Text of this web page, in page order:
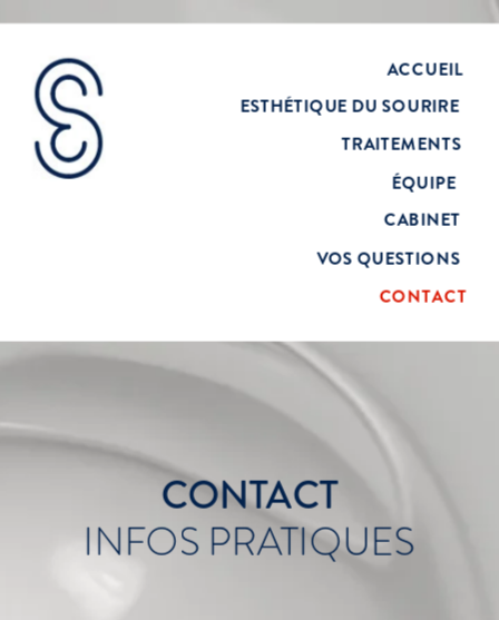
ACCUEIL
ESTHÉTIQUE DU SOURIRE
TRAITEMENTS
ÉQUIPE
CABINET
VOS QUESTIONS
CONTACT
CONTACT
INFOS PRATIQUES